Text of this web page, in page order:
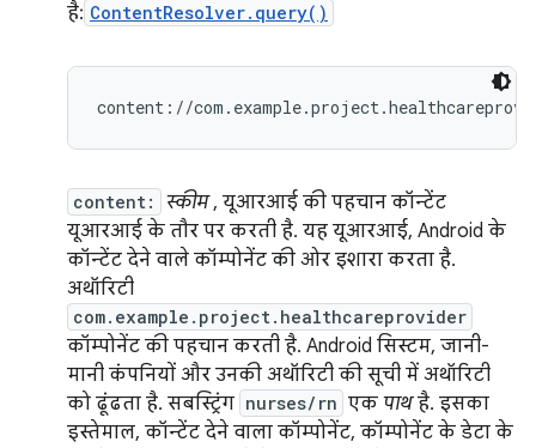
है: ContentResolver.query()
content: स्कीम, यूआरआई की पहचान कॉन्टेंट
यूआरआई के तौर पर करती है. यह यूआरआई, Android के
कॉन्टेंट देने वाले कॉम्पोनेंट की ओर इशारा करता है.
अथॉरिटी
com.example.project.healthcareprovider
कॉम्पोनेंट की पहचान करती है. Android सिस्टम, जानी-
मानी कंपनियों और उनकी अथॉरिटी की सूची में अथॉरिटी
को ढूंढता है. सबस्ट्रिंग nurses/rn एक पाथहै. इसका
इस्तेमाल, कॉन्टेंट देने वाला कॉम्पोनेंट, कॉम्पोनेंट के डेटा के